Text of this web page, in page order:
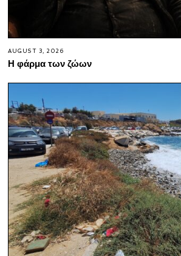
AUGUST 3, 2026
Η φάρμα των ζώων